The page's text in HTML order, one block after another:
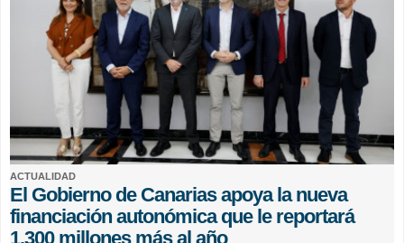
ACTUALIDAD
El Gobierno de Canarias apoya la nueva
financiación autonómica que le reportará
1.300 millones más al año